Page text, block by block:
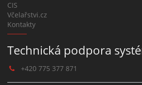
CIS
Včelařstvi.cz
Kontakty
Technická podpora
+420 775 377 871